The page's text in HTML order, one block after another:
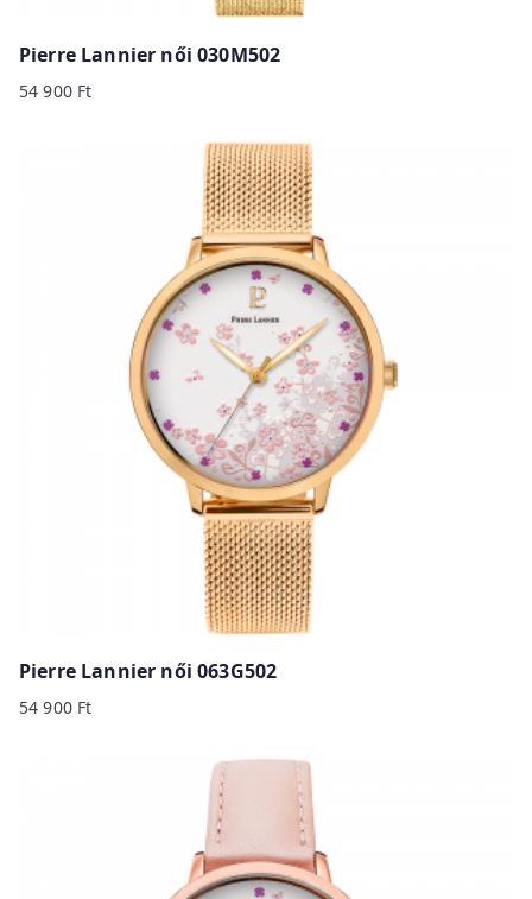
Pierre Lannier női 030M502
54 900 Ft
Pierre Lannier női 063G502
54 900 Ft